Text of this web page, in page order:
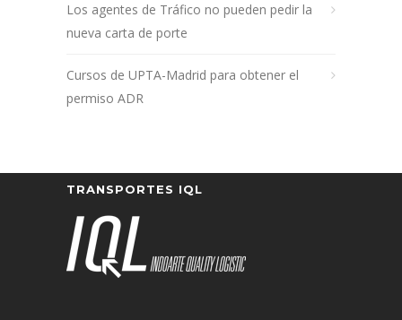
Los agentes de Tráfico no pueden pedir la
nueva carta de porte
Cursos de UPTA-Madrid para obtener el
permiso ADR
TRANSPORTES IQL